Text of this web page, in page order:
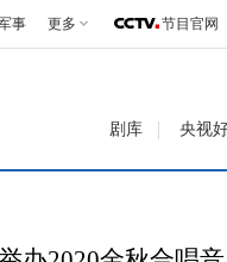
事 更多 节目官网
剧库 央视